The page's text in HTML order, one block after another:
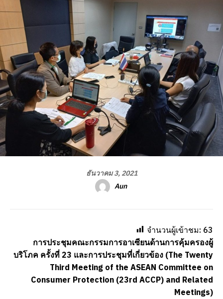
ธันวาคม 3, 2021
Aun
จำนวนผู้เข้าชม: 63
การประชุมคณะกรรมการอาเซียนด้านการคุ้มครองผู้
บริโภค ครั้งที่ 23 และการประชุมที่เกี่ยวข้อง (The Twenty
Third Meeting of the ASEAN Committee on
Consumer Protection (23rd ACCP) and Related
Meetings)